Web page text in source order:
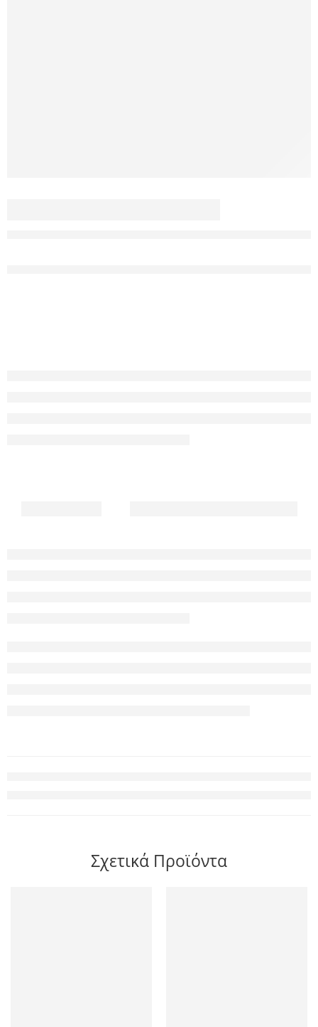
Σχετικά Προϊόντα